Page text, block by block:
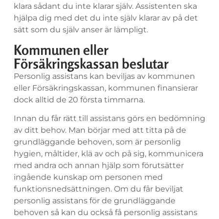
klara sådant du inte klarar själv. Assistenten ska
hjälpa dig med det du inte själv klarar av på det
sätt som du själv anser är lämpligt.
Kommunen eller
Försäkringskassan beslutar
Personlig assistans kan beviljas av kommunen
eller Försäkringskassan, kommunen finansierar
dock alltid de 20 första timmarna.
Innan du får rätt till assistans görs en bedömning
av ditt behov. Man börjar med att titta på de
grundläggande behoven, som är personlig
hygien, måltider, klä av och på sig, kommunicera
med andra och annan hjälp som förutsätter
ingående kunskap om personen med
funktionsnedsättningen. Om du får beviljat
personlig assistans för de grundläggande
behoven så kan du också få personlig assistans